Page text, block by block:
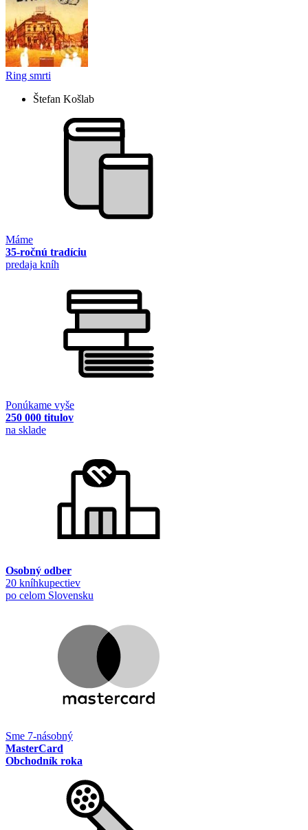
Ring smrti
Štefan Košlab
Máme
35-ročnú tradíciu
predaja kníh
Ponúkame vyše
250 000 titulov
na sklade
Osobný odber
20 kníhkupectiev
po celom Slovensku
Sme 7-násobný
MasterCard
Obchodník roka